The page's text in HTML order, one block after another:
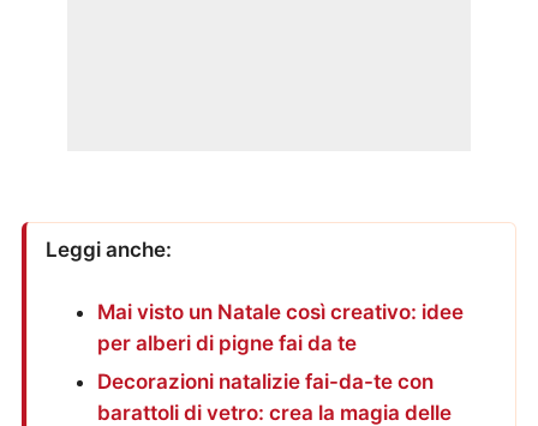
Leggi anche:
Mai visto un Natale così creativo: idee
per alberi di pigne fai da te
Decorazioni natalizie fai-da-te con
barattoli di vetro: crea la magia delle